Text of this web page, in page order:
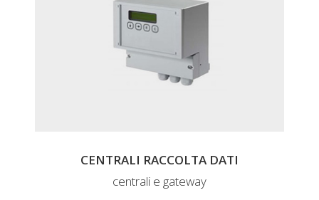
CENTRALI RACCOLTA DATI
centrali e gateway